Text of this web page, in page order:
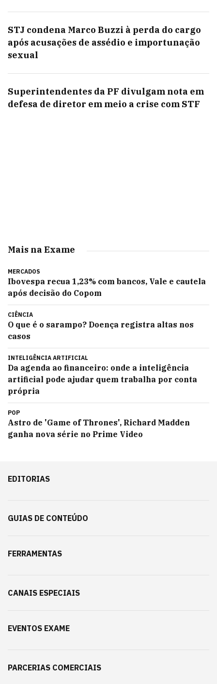
STJ condena Marco Buzzi à perda do cargo
após acusações de assédio e importunação
sexual
Superintendentes da PF divulgam nota em
defesa de diretor em meio a crise com STF
Mais na Exame
MERCADOS
Ibovespa recua 1,23% com bancos, Vale e cautela
após decisão do Copom
CIÊNCIA
O que é o sarampo? Doença registra altas nos
casos
INTELIGÊNCIA ARTIFICIAL
Da agenda ao financeiro: onde a inteligência
artificial pode ajudar quem trabalha por conta
própria
POP
Astro de 'Game of Thrones', Richard Madden
ganha nova série no Prime Video
EDITORIAS
GUIAS DE CONTEÚDO
FERRAMENTAS
CANAIS ESPECIAIS
EVENTOS EXAME
PARCERIAS COMERCIAIS